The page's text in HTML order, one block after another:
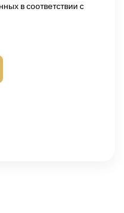
в соответствии с